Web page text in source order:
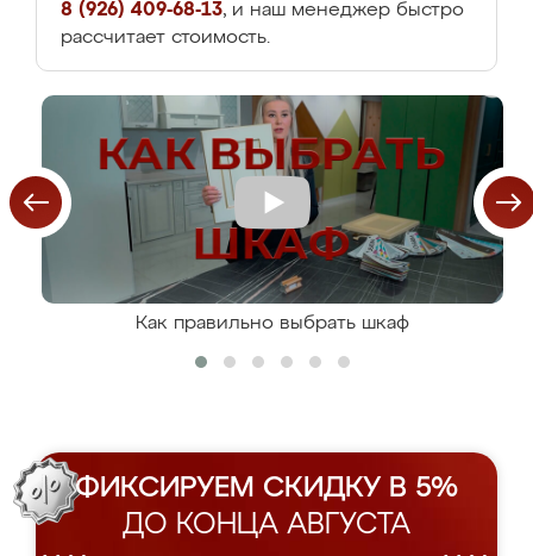
8 (926) 409-68-13, и наш менеджер быстро
рассчитает стоимость.
Как правильно выбрать шкаф
ФИКСИРУЕМ СКИДКУ В 5%
ДО КОНЦА АВГУСТА